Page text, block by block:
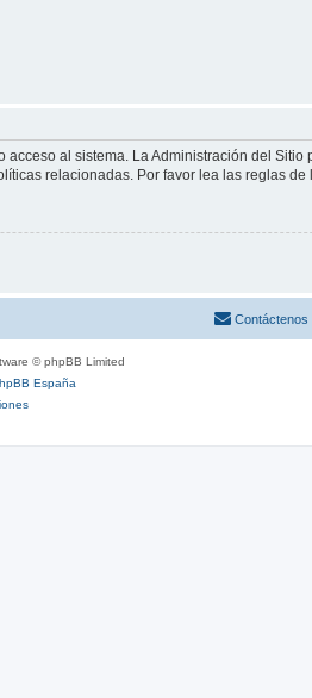
al sistema. La Administración del
relacionadas. Por favor lea las reglas
Contáctenos
© phpBB Limited
España